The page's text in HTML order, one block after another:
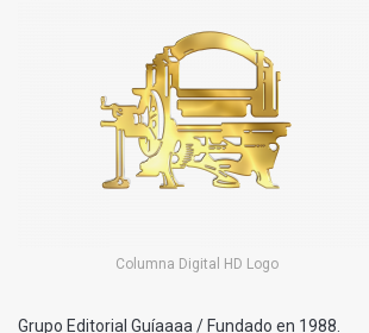
Columna Digital HD Logo
Grupo Editorial Guíaaaa / Fundado en 1988.